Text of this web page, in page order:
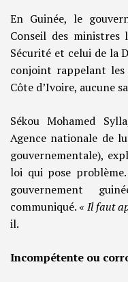
En Guinée, le
Conseil des
Sécurité et celui de la
conjoint rappelant les
Côte d’Ivoire, aucune
Sékou Mohamed
Agence nationale de
gouvernementale),
loi qui pose
gouvernement
communiqué. « Il faut
il.
Incompétente ou